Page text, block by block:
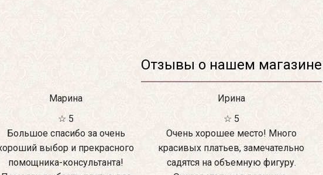
Отзывы о нашем магазине
Марина
☆ 5
Большое спасибо за очень
выбор и прекрасного
помощника-консультанта!
Ирина
☆ 5
Очень хорошее место! Много
красивых платьев, замечательно
садятся на объемную фигуру.